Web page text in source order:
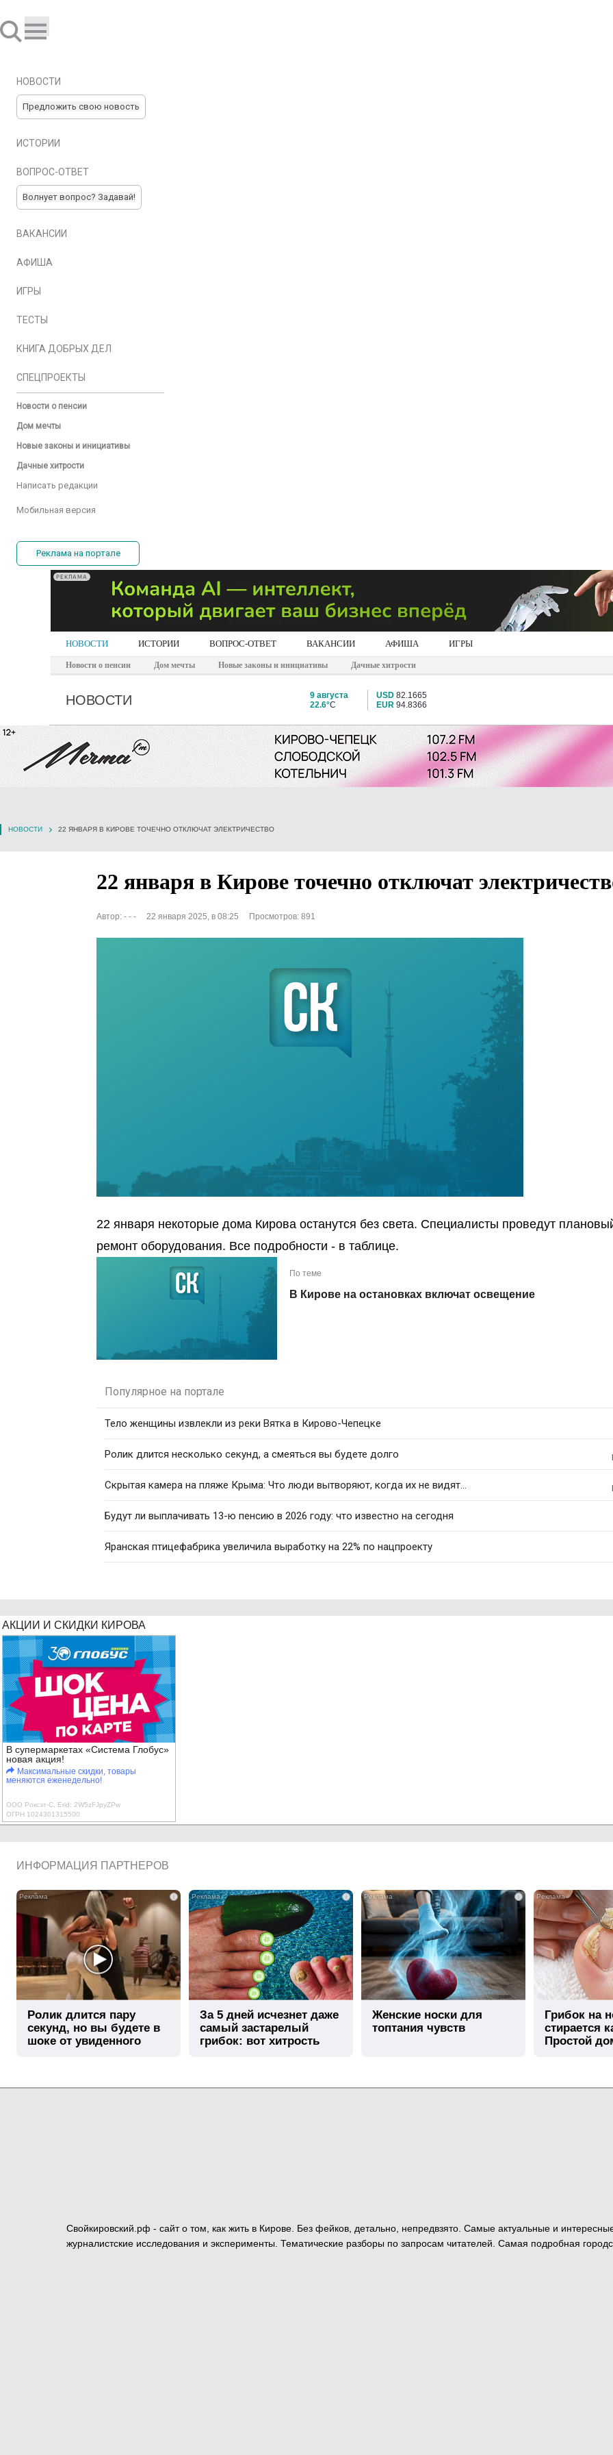
НОВОСТИ
Предложить свою новость
ИСТОРИИ
ВОПРОС-ОТВЕТ
Волнует вопрос? Задавай!
ВАКАНСИИ
АФИША
ИГРЫ
ТЕСТЫ
КНИГА ДОБРЫХ ДЕЛ
СПЕЦПРОЕКТЫ
Новости о пенсии
Дом мечты
Новые законы и инициативы
Дачные хитрости
Написать редакции
Мобильная версия
Реклама на портале
РЕКЛАМА
НОВОСТИ ИСТОРИИ ВОПРОС-ОТВЕТ ВАКАНСИИ АФИША ИГРЫ
Новости о пенсии Дом мечты Новые законы и инициативы Дачные хитрости
НОВОСТИ
9 августа
22.6°C
USD 82.1665
EUR 94.8366
НОВОСТИ 22 ЯНВАРЯ В КИРОВЕ ТОЧЕЧНО ОТКЛЮЧАТ ЭЛЕКТРИЧЕСТВО
22 января в Кирове точечно отключат
Автор: - - - 22 января 2025, в 08:25 Просмотров: 891
22 января некоторые дома Кирова останутся без света. Специалисты проведут
ремонт оборудования. Все подробности - в таблице.
По теме
В Кирове на остановках включат освещение
Популярное на портале
Тело женщины извлекли из реки Вятка в Кирово-Чепецке
Ролик длится несколько секунд, а смеяться вы будете долго
Скрытая камера на пляже Крыма: Что люди вытворяют, когда их не видят...
Будут ли выплачивать 13-ю пенсию в 2026 году: что известно на сегодня
Яранская птицефабрика увеличила выработку на 22% по нацпроекту
АКЦИИ И СКИДКИ КИРОВА
В супермаркетах «Система Глобус»
новая акция!
Максимальные скидки, товары
меняются еженедельно!
ООО Роксэт-С, Erid: 2W5zFJpyZPw
ОГРН 1024301315500
ИНФОРМАЦИЯ ПАРТНЕРОВ
i
Ролик длится пару
секунд, но вы будете в
шоке от увиденного
i
За 5 дней исчезнет даже
самый застарелый
грибок: вот хитрость
i
Женские носки для
топтания чувств
Грибок на
стирается
Простой
Свойкировский.рф - сайт о том, как жить в Кирове. Без фейков, детально, непредвзято. Самые актуальные и
журналистские исследования и эксперименты. Тематические разборы по запросам читателей. Самая подробная